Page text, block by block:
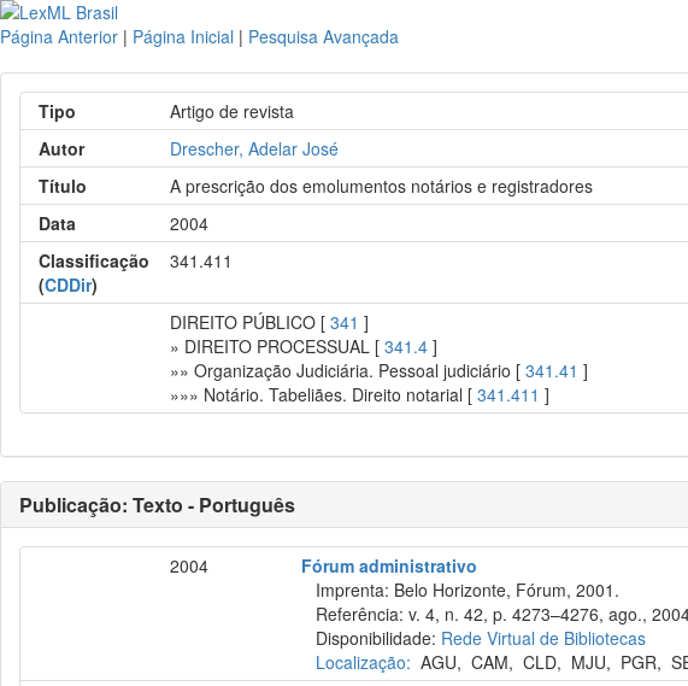
Página Anterior | Página Inicial | Pesquisa Avançada
Tipo
Artigo de revista
Autor
Drescher, Adelar José
Título
A prescrição dos emolumentos notários e registradores
Data
2004
Classificação
(CDDir)
341.411
DIREITO PÚBLICO [341 ]
» DIREITO PROCESSUAL [341.4 ]
»» Organização Judiciária. Pessoal judiciário [341.41 ]
»»» Notário. Tabeliães. Direito notarial [341.411 ]
Publicação: Texto - Português
2004
Fórum administrativo
Imprenta: Belo Horizonte, Fórum, 2001.
Referência: v. 4, n. 42, p. 4273–4276, ago.,
Disponibilidade: Rede Virtual de Bibliotecas
Localização: AGU,CAM,CLD, MJU, PGR,